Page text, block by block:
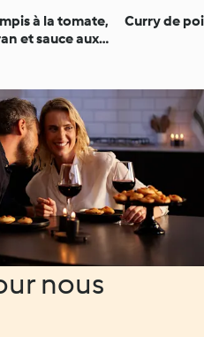
à la tomate,
et sauce aux
Curry de
nous